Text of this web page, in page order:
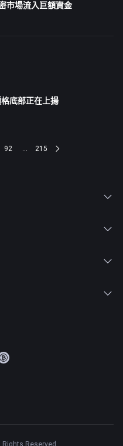
市場流入巨額資金
底部正在上揚
92 ... 215
Rights Reserved